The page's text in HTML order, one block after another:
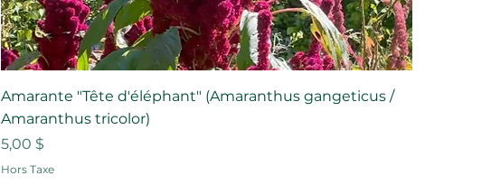
Amarante "Tête d'éléphant" (Amaranthus gangeticus /
Amaranthus tricolor)
Prix
5,00 $
Hors Taxe